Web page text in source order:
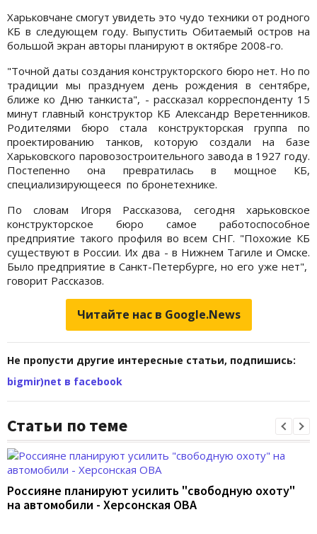
Харьковчане смогут увидеть это чудо техники от родного
КБ в следующем году. Выпустить Обитаемый остров на
большой экран авторы планируют в октябре 2008-го.
"Точной даты создания конструкторского бюро нет. Но по
традиции мы празднуем день рождения в сентябре,
ближе ко Дню танкиста", - рассказал корреспонденту 15
минут главный конструктор КБ Александр Веретенников.
Родителями бюро стала конструкторская группа по
проектированию танков, которую создали на базе
Харьковского паровозостроительного завода в 1927 году.
Постепенно она превратилась в мощное КБ,
специализирующееся по бронетехнике.
По словам Игоря Рассказова, сегодня харьковское
конструкторское бюро самое работоспособное
предприятие такого профиля во всем СНГ. "Похожие КБ
существуют в России. Их два - в Нижнем Тагиле и Омске.
Было предприятие в Санкт-Петербурге, но его уже нет",
говорит Рассказов.
Читайте нас в Google.News
Не пропусти другие интересные статьи, подпишись:
bigmir)net в facebook
Статьи по теме
Россияне планируют усилить "свободную охоту"
на автомобили - Херсонская ОВА